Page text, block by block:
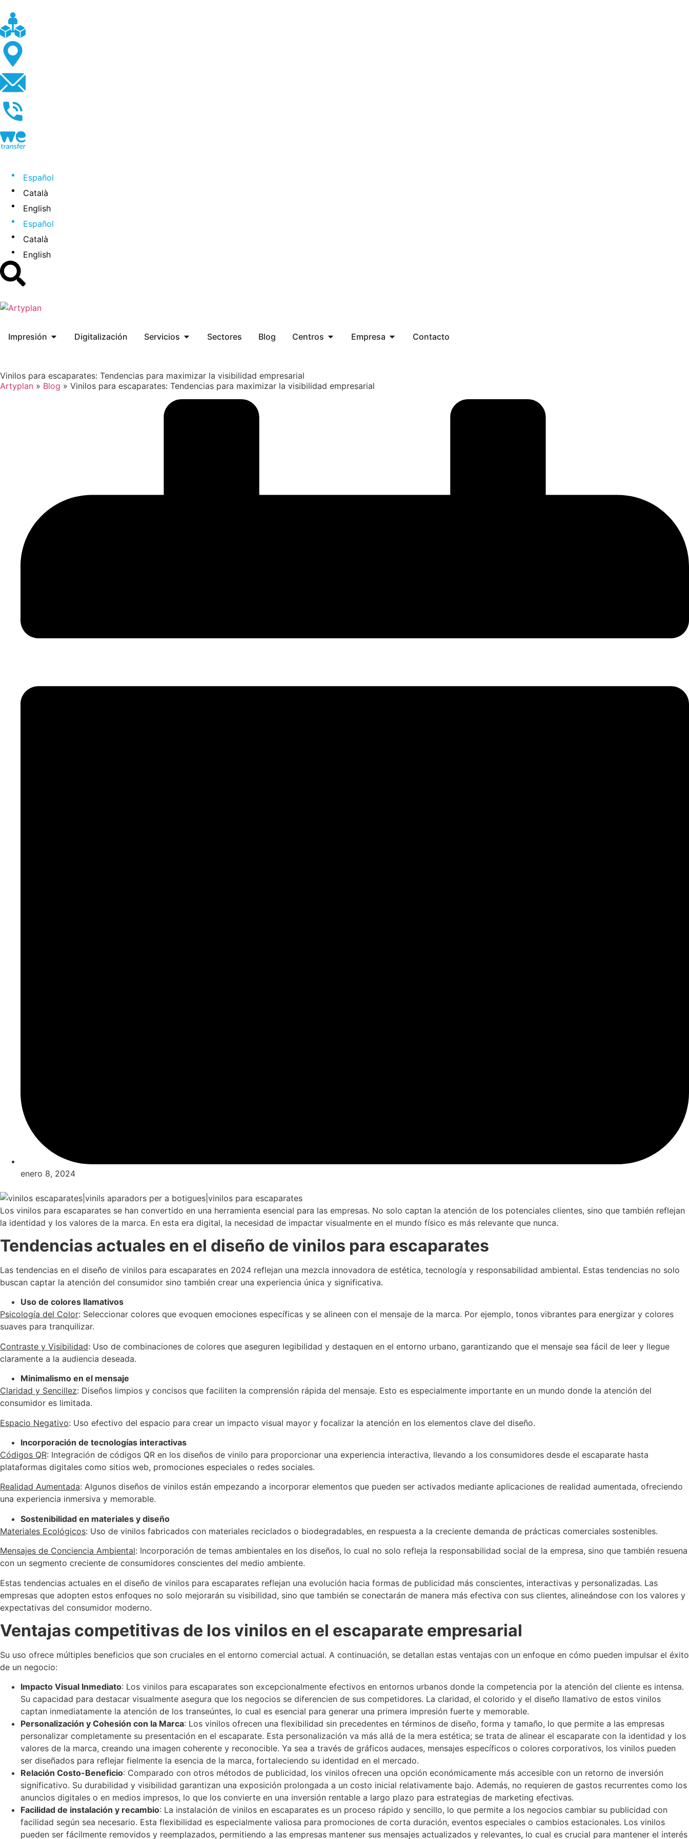
Español
Català
English
Español
Català
English
Impresión Digitalización Servicios Sectores Blog Centros Empresa Contacto
Vinilos para escaparates: Tendencias para maximizar la visibilidad empresarial
Artyplan » Blog » Vinilos para escaparates: Tendencias para maximizar la visibilidad empresarial
enero 8, 2024
Los vinilos para escaparates se han convertido en una herramienta esencial para las empresas. No solo captan la atención de los potenciales clientes, sino que también reflejan
la identidad y los valores de la marca. En esta era digital, la necesidad de impactar visualmente en el mundo físico es más relevante que nunca.
Tendencias actuales en el diseño de vinilos para escaparates
Las tendencias en el diseño de vinilos para escaparates en 2024 reflejan una mezcla innovadora de estética, tecnología y responsabilidad ambiental. Estas tendencias no solo
buscan captar la atención del consumidor sino también crear una experiencia única y significativa.
Uso de colores llamativos
Psicología del Color: Seleccionar colores que evoquen emociones específicas y se alineen con el mensaje de la marca. Por ejemplo, tonos vibrantes para energizar y colores
suaves para tranquilizar.
Contraste y Visibilidad: Uso de combinaciones de colores que aseguren legibilidad y destaquen en el entorno urbano, garantizando que el mensaje sea fácil de leer y llegue
claramente a la audiencia deseada.
Minimalismo en el mensaje
Claridad y Sencillez: Diseños limpios y concisos que faciliten la comprensión rápida del mensaje. Esto es especialmente importante en un mundo donde la atención del
consumidor es limitada.
Espacio Negativo: Uso efectivo del espacio para crear un impacto visual mayor y focalizar la atención en los elementos clave del diseño.
Incorporación de tecnologías interactivas
Códigos QR: Integración de códigos QR en los diseños de vinilo para proporcionar una experiencia interactiva, llevando a los consumidores desde el escaparate hasta
plataformas digitales como sitios web, promociones especiales o redes sociales.
Realidad Aumentada: Algunos diseños de vinilos están empezando a incorporar elementos que pueden ser activados mediante aplicaciones de realidad aumentada, ofreciendo
una experiencia inmersiva y memorable.
Sostenibilidad en materiales y diseño
Materiales Ecológicos: Uso de vinilos fabricados con materiales reciclados o biodegradables, en respuesta a la creciente demanda de prácticas comerciales sostenibles.
Mensajes de Conciencia Ambiental: Incorporación de temas ambientales en los diseños, lo cual no solo refleja la responsabilidad social de la empresa, sino que también resuena
con un segmento creciente de consumidores conscientes del medio ambiente.
Estas tendencias actuales en el diseño de vinilos para escaparates reflejan una evolución hacia formas de publicidad más conscientes, interactivas y personalizadas. Las
empresas que adopten estos enfoques no solo mejorarán su visibilidad, sino que también se conectarán de manera más efectiva con sus clientes, alineándose con los valores y
expectativas del consumidor moderno.
Ventajas competitivas de los vinilos en el escaparate empresarial
Su uso ofrece múltiples beneficios que son cruciales en el entorno comercial actual. A continuación, se detallan estas ventajas con un enfoque en cómo pueden impulsar el éxito
de un negocio:
Impacto Visual Inmediato: Los vinilos para escaparates son excepcionalmente efectivos en entornos urbanos donde la competencia por la atención del cliente es intensa.
Su capacidad para destacar visualmente asegura que los negocios se diferencien de sus competidores. La claridad, el colorido y el diseño llamativo de estos vinilos
captan inmediatamente la atención de los transeúntes, lo cual es esencial para generar una primera impresión fuerte y memorable.
Personalización y Cohesión con la Marca: Los vinilos ofrecen una flexibilidad sin precedentes en términos de diseño, forma y tamaño, lo que permite a las empresas
personalizar completamente su presentación en el escaparate. Esta personalización va más allá de la mera estética; se trata de alinear el escaparate con la identidad y los
valores de la marca, creando una imagen coherente y reconocible. Ya sea a través de gráficos audaces, mensajes específicos o colores corporativos, los vinilos pueden
ser diseñados para reflejar fielmente la esencia de la marca, fortaleciendo su identidad en el mercado.
Relación Costo-Beneficio: Comparado con otros métodos de publicidad, los vinilos ofrecen una opción económicamente más accesible con un retorno de inversión
significativo. Su durabilidad y visibilidad garantizan una exposición prolongada a un costo inicial relativamente bajo. Además, no requieren de gastos recurrentes como los
anuncios digitales o en medios impresos, lo que los convierte en una inversión rentable a largo plazo para estrategias de marketing efectivas.
Facilidad de instalación y recambio: La instalación de vinilos en escaparates es un proceso rápido y sencillo, lo que permite a los negocios cambiar su publicidad con
facilidad según sea necesario. Esta flexibilidad es especialmente valiosa para promociones de corta duración, eventos especiales o cambios estacionales. Los vinilos
pueden ser fácilmente removidos y reemplazados, permitiendo a las empresas mantener sus mensajes actualizados y relevantes, lo cual es crucial para mantener el interés